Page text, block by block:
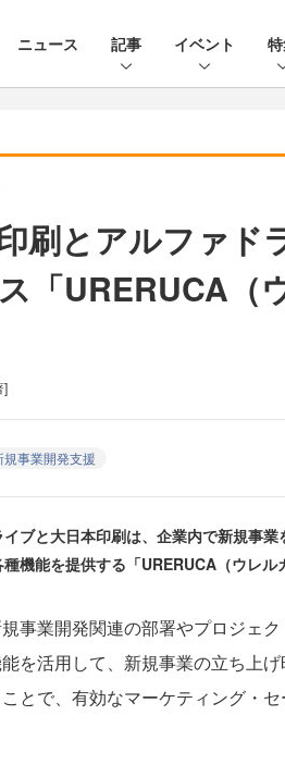
ニュース 記事 イベント
刷とアルファド
「URERUCA（
]
規事業開発支援
ブと大日本印刷は、企業内で新規事
機能を提供する「URERUCA（ウレル
事業開発関連の部署やプロジェ
を活用して、新規事業の立ち上
とで、有効なマーケティング・